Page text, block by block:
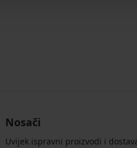
Nosači
Uvijek ispravni proizvodi i